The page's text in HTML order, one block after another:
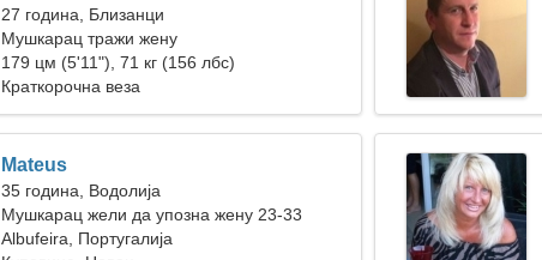
27 година, Близанци
Мушкарац тражи жену
179 цм (5'11"), 71 кг (156 лбс)
Краткорочна веза
Mateus
35 година, Водолија
Мушкарац жели да упозна жену 23-33
Albufeira, Португалија